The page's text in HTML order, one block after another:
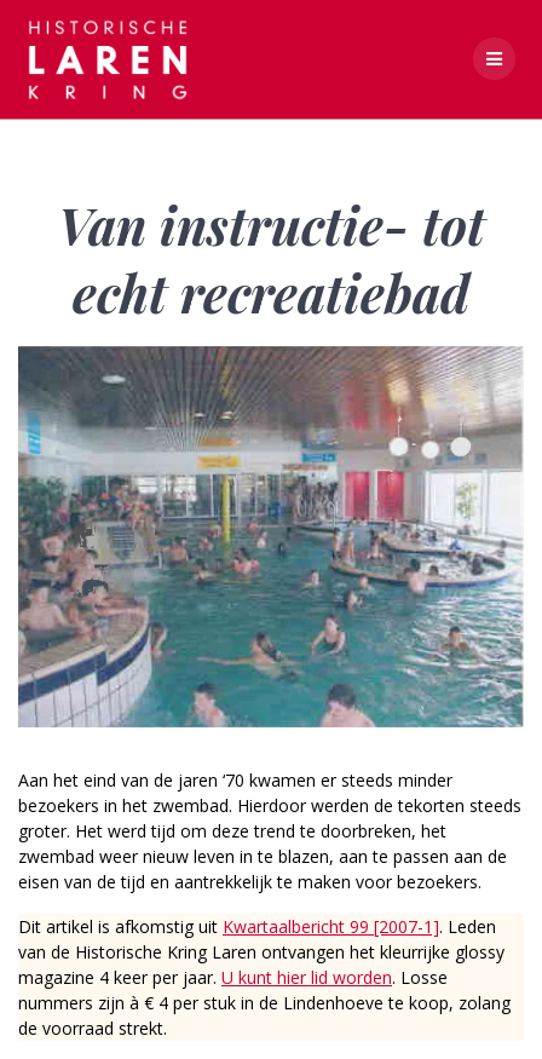
Van instructie- tot
echt recreatiebad
Aan het eind van de jaren ‘70 kwamen er steeds minder
bezoekers in het zwembad. Hierdoor werden de tekorten steeds
groter. Het werd tijd om deze trend te doorbreken, het
zwembad weer nieuw leven in te blazen, aan te passen aan de
eisen van de tijd en aantrekkelijk te maken voor bezoekers.
Dit artikel is afkomstig uit Kwartaalbericht 99 [2007-1]. Leden
van de Historische Kring Laren ontvangen het kleurrijke glossy
magazine 4 keer per jaar. U kunt hier lid worden. Losse
nummers zijn à € 4 per stuk in de Lindenhoeve te koop, zolang
de voorraad strekt.